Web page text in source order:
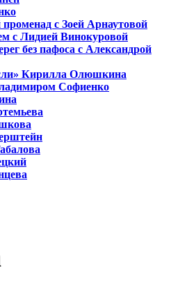
с Зоей Арнаутовой
с Лидией Винокуровой
без пафоса с Александрой
Кирилла Олюшкина
Софиенко